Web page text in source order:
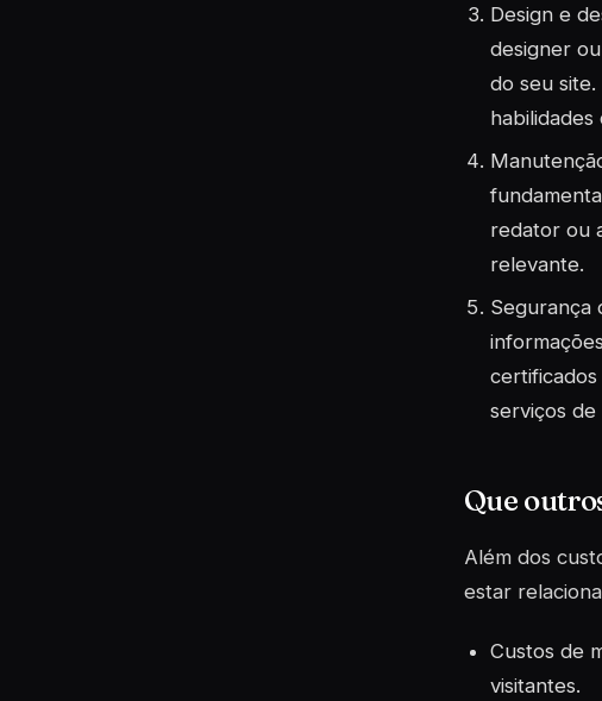
Design e
designer
do seu
redator ou
relevante.
Segurança
serviços
Que
Além dos
estar
Custos de
visitantes.